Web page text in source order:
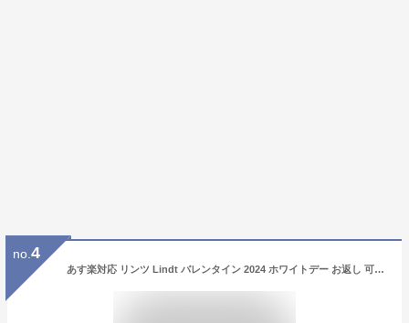
no. 4
あす楽対応 リンツ Lindt バレンタイン 2024 ホワイトデー お返し 可愛い おしゃれ お菓子 リンドール 個包装 ギフトチョコレート スイーツ 高級 退職 結婚式 二次会 子供 卒園 卒業 個包装 ばらまき 景品 販促 お配り ほんの気持ち